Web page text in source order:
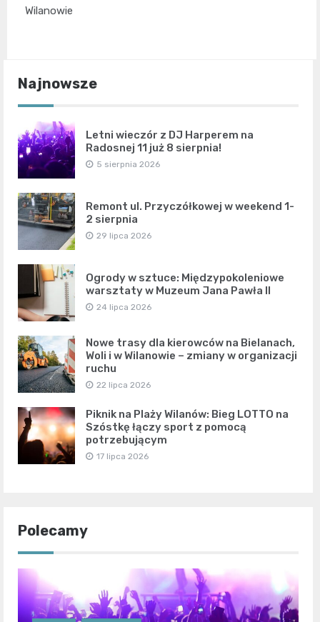
Wilanowie
Najnowsze
Letni wieczór z DJ Harperem na
Radosnej 11 już 8 sierpnia!
5 sierpnia 2026
Remont ul. Przyczółkowej w weekend 1-
2 sierpnia
29 lipca 2026
Ogrody w sztuce: Międzypokoleniowe
warsztaty w Muzeum Jana Pawła II
24 lipca 2026
Nowe trasy dla kierowców na Bielanach,
Woli i w Wilanowie – zmiany w organizacji
ruchu
22 lipca 2026
Piknik na Plaży Wilanów: Bieg LOTTO na
Szóstkę łączy sport z pomocą
potrzebującym
17 lipca 2026
Polecamy